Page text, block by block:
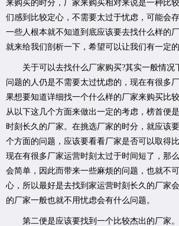
来购买的时分，厂家来购买相对来说是一种比
们感到比较定心，不需要太过于忧虑，可能会
一些人根本就不知道到底应该要去找什么样的
就来给我们剖析一下，希望可以让我们有一定的
关于可以去找什么厂家购买?其实一般情况
问题的人仍是不需要太过忧虑的，现在有很多
果想要知道详细找一个什么样的厂家来购买比
从以下这几个方面来做出一定的考虑，榜首便
时刻长久的厂家。在挑选厂家的时分，就应该
个方面的问题，应该要看看厂家是否可以取得
现在有很多厂家运营时刻太过于时间短了，那
会简单，因此而带来一些麻烦的问题，也就不
心，所以最好是去找到家运营时刻长久的厂家
的厂家一般也就不用忧虑会有什么问题。
第二便是应该要找到一个比较杰出的厂家。